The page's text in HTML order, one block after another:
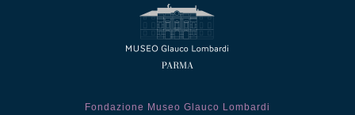
Fondazione Museo Glauco Lombardi